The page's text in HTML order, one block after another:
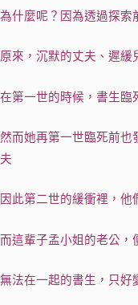
為什麼呢？因為透過探索
原來，沉默的丈夫、遲緩
在第一世的時候，書生臨
然而她再第一世臨死前也
夫
因此第二世的緩衝裡，
而這輩子孟小姐的老公，
無法在一起的書生，只好